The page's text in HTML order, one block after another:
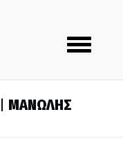
Toggle
navigation
ΜΑΝΩΛΗΣ